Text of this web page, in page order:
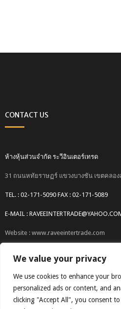
We value your privacy
We use cookies to enhance your
personalized ads or content, and
clicking "Accept All", you consent
CONTACT US
ห้างหุ้นส่วนจำกัด ระวีอินเตอร์เทรด
31 ถนนหทัยราษฏร์ แขวงบางชัน เขตคลอ
TEL. : 02-171-5090 FAX : 02-171-5089
E-MAIL :
Website : www.raveeintertrade.com